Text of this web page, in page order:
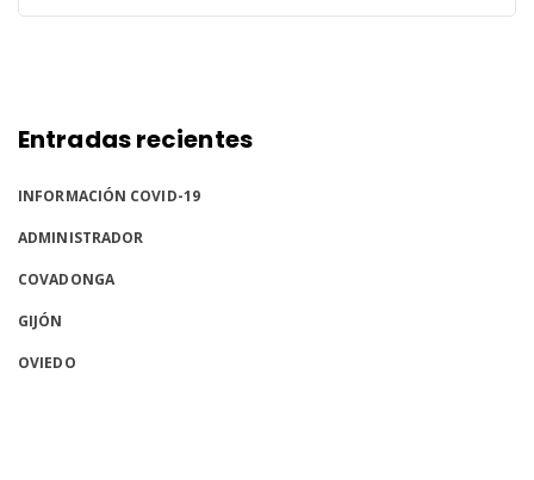
Entradas recientes
INFORMACIÓN COVID-19
ADMINISTRADOR
COVADONGA
GIJÓN
OVIEDO